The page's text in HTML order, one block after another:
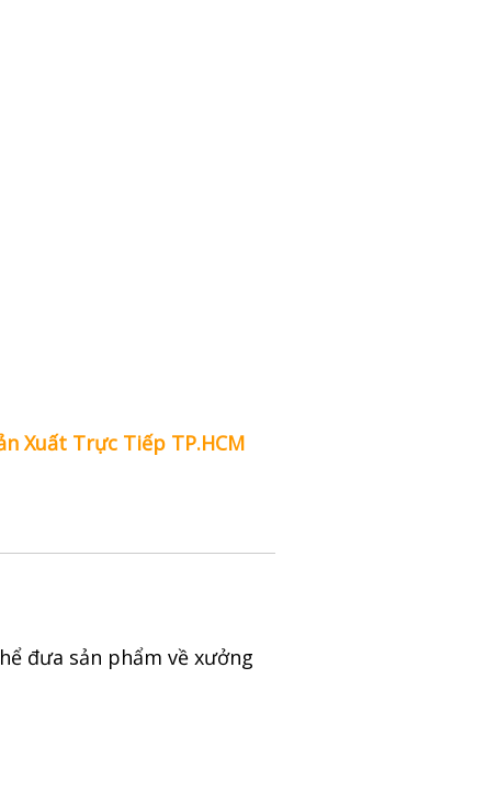
Xuất Trực Tiếp TP.HCM
đưa sản phẩm về xưởng